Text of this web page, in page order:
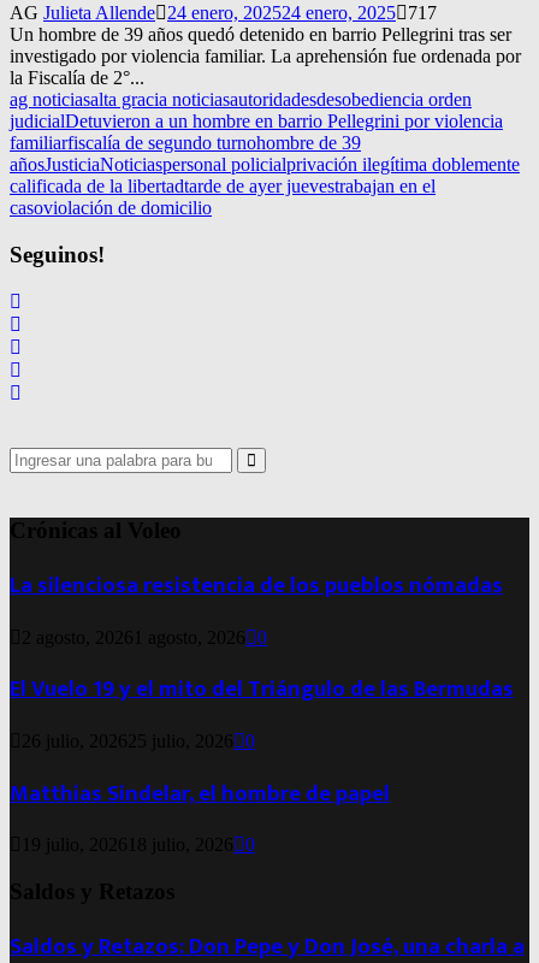
AG Julieta Allende 24 enero, 202524 enero, 2025
717
Un hombre de 39 años quedó detenido en barrio Pellegrini tras ser
investigado por violencia familiar. La aprehensión fue ordenada por
la Fiscalía de 2°...
ag noticiasalta gracia noticiasautoridadesdesobediencia orden
judicialDetuvieron a un hombre en barrio Pellegrini por violencia
familiarfiscalía de segundo turnohombre de 39
añosJusticiaNoticiaspersonal policialprivación ilegítima doblemente
calificada de la libertadtarde de ayer juevestrabajan en el
casoviolación de domicilio
Seguinos!
Search
for:
Search
Crónicas al Voleo
La silenciosa resistencia de los pueblos nómadas
2 agosto, 2026 1 agosto, 2026 0
El Vuelo 19 y el mito del Triángulo de las Bermudas
26 julio, 2026 25 julio, 2026 0
Matthias Sindelar, el hombre de papel
19 julio, 2026 18 julio, 2026 0
Saldos y Retazos
Saldos y Retazos: Don Pepe y Don José, una charla a